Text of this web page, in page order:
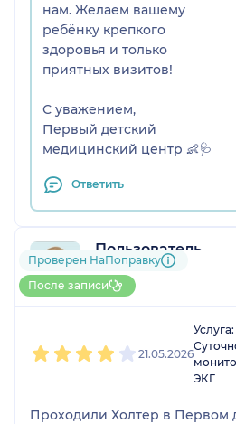
нам. Желаем вашему
ребёнку крепкого
здоровья и только
приятных визитов!
С уважением,
Первый детский
медицинский центр 👶🩺
Ответить
Пользователь
НаПоправку
1 отзыв
Проверен НаПоправку
После записи
21.05.2026
ЭКГ
Проходили Холтер в Первом